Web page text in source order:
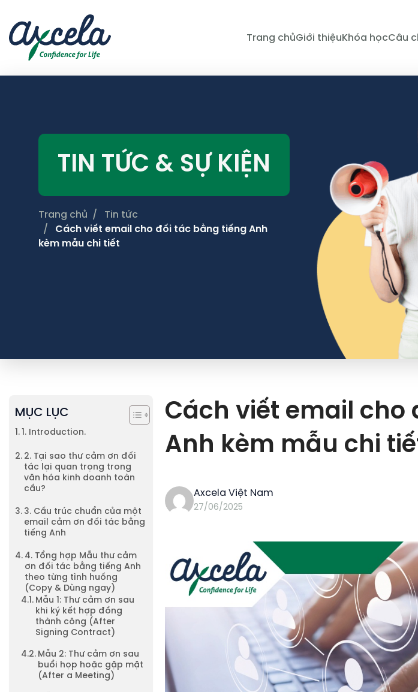
Trang chủGiới thiệu Khóa họcCâu
TIN TỨC & SỰ KIỆN
Trang chủ
Tin tức
Cách viết email cho đối tác bằng tiếng Anh
kèm mẫu chi tiết
MỤC LỤC
1. Introduction.
2. Tại sao thư cảm ơn đối
tác lại quan trọng trong
văn hóa kinh doanh toàn
cầu?
3. Cấu trúc chuẩn của một
email cảm ơn đối tác bằng
tiếng Anh
4. Tổng hợp Mẫu thư cảm
ơn đối tác bằng tiếng Anh
theo từng tình huống
(Copy & Dùng ngay)
Mẫu 1: Thư cảm ơn sau
khi ký kết hợp đồng
thành công (After
Signing Contract)
Mẫu 2: Thư cảm ơn sau
buổi họp hoặc gặp mặt
(After a Meeting)
Cách viết email cho
Anh kèm mẫu chi
Axcela Việt Nam
27/06/2025